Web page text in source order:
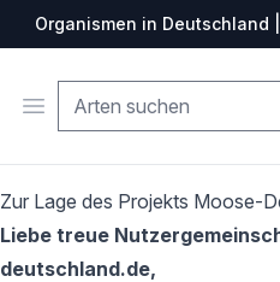
Organismen in
Open menu
Zur Lage des Projekts Moose-
Liebe treue
deutschland.de,